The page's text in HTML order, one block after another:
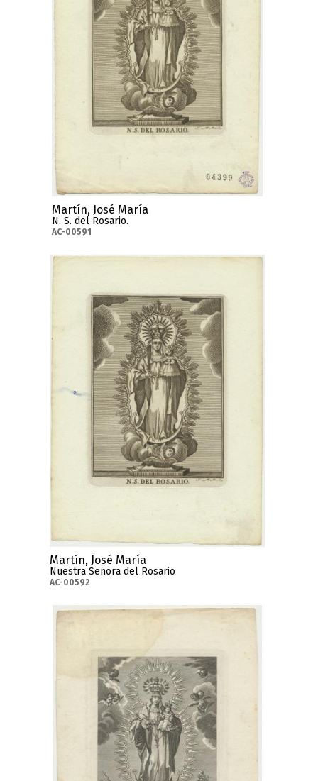
Martín, José María
N. S. del Rosario.
AC-00591
Martín, José María
Nuestra Señora del Rosario
AC-00592